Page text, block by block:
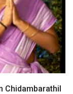
Chidambarathil